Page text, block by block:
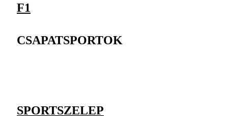
F1
CSAPATSPORTOK
SPORTSZELEP